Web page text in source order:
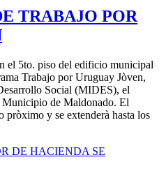
TRABAJO POR
el 5to. piso del edificio municipal
Trabajo por Uruguay Jòven,
Social (MIDES), el
de Maldonado. El
pròximo y se extenderà hasta los